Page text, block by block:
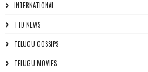
INTERNATIONAL
TTD NEWS
TELUGU GOSSIPS
TELUGU MOVIES